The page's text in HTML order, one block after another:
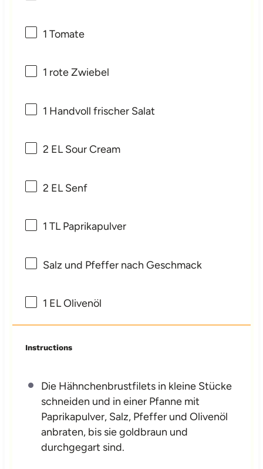
1 Tomate
1 rote Zwiebel
1 Handvoll frischer Salat
2 EL Sour Cream
2 EL Senf
1 TL Paprikapulver
Salz und Pfeffer nach Geschmack
1 EL Olivenöl
Instructions
Die Hähnchenbrustfilets in kleine Stücke
schneiden und in einer Pfanne mit
Paprikapulver, Salz, Pfeffer und Olivenöl
anbraten, bis sie goldbraun und
durchgegart sind.